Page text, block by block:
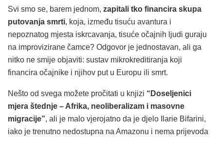
Svi smo se, barem jednom, zapitali tko financira skupa
putovanja smrti, koja, između tisuću avantura i
nepoznatog mjesta iskrcavanja, tisuće očajnih ljudi guraju
na improvizirane čamce? Odgovor je jednostavan, ali ga
nitko ne smije objaviti: sustav mikrokreditiranja koji
financira očajnike i njihov put u Europu ili smrt.
Nešto od svega možete pročitati u knjizi “Doseljenici
mjera štednje – Afrika, neoliberalizam i masovne
migracije”, ali je malo vjerojatno da je djelo Ilarie Bifarini,
iako je trenutno nedostupna na Amazonu i nema prijevoda